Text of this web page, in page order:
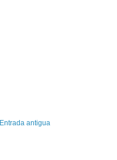
Entrada antigua